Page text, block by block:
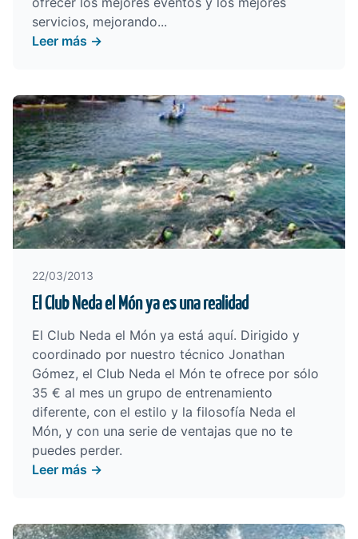
servicios, mejorando...
Leer más →
22/03/2013
El Club Neda el Món ya es una realidad
El Club Neda el Món ya está aquí. Dirigido y
coordinado por nuestro técnico Jonathan
Gómez, el Club Neda el Món te ofrece por sólo
35 € al mes un grupo de entrenamiento
diferente, con el estilo y la filosofía Neda el
Món, y con una serie de ventajas que no te
puedes perder.
Leer más →